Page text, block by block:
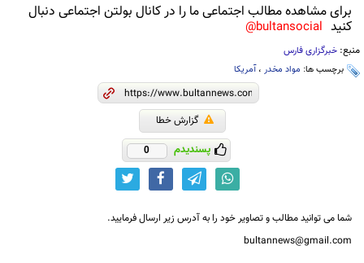
برای مشاهده مطالب اجتماعی ما را در کانال بولتن اجتماعی دنبال
کنید bultansocial@
منبع: خبرگزاری فارس
برچسب ها: مواد مخدر ،آمریکا
گزارش خطا
پسندیدم 0
شما می توانید مطالب و تصاویر خود را به آدرس زیر ارسال فرمایید.
bultannews@gmail.com